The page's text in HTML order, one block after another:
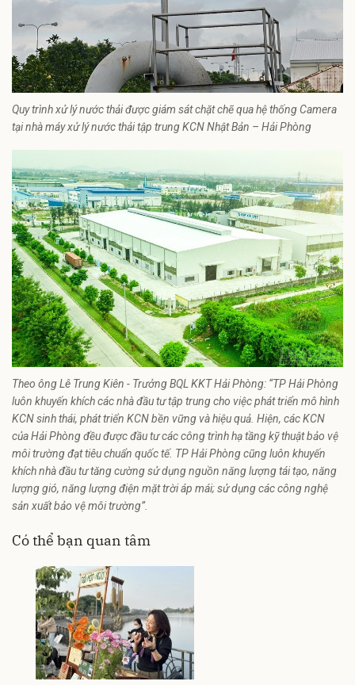
Quy trình xử lý nước thải được giám sát chặt chẽ qua hệ thống Camera
tại nhà máy xử lý nước thải tập trung KCN Nhật Bản – Hải Phòng
Theo ông Lê Trung Kiên - Trưởng BQL KKT Hải Phòng: “TP Hải Phòng
luôn khuyến khích các nhà đầu tư tập trung cho việc phát triển mô hình
KCN sinh thái, phát triển KCN bền vững và hiệu quả. Hiện, các KCN
của Hải Phòng đều được đầu tư các công trình hạ tầng kỹ thuật bảo vệ
môi trường đạt tiêu chuẩn quốc tế. TP Hải Phòng cũng luôn khuyến
khích nhà đầu tư tăng cường sử dụng nguồn năng lượng tái tạo, năng
lượng gió, năng lượng điện mặt trời áp mái; sử dụng các công nghệ
sản xuất bảo vệ môi trường”.
Có thể bạn quan tâm